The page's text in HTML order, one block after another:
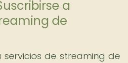
a
de
servicios de streaming de